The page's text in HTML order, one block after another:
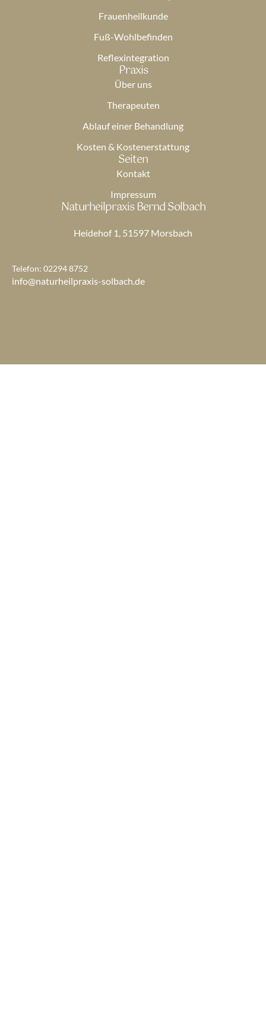
Frauenheilkunde
Fuß-Wohlbefinden
Reflexintegration
Praxis
Über uns
Therapeuten
Ablauf einer Behandlung
Kosten & Kostenerstattung
Seiten
Kontakt
Impressum
Naturheilpraxis Bernd Solbach
Heidehof 1, 51597 Morsbach
Telefon: 02294 8752
info@naturheilpraxis-solbach.de